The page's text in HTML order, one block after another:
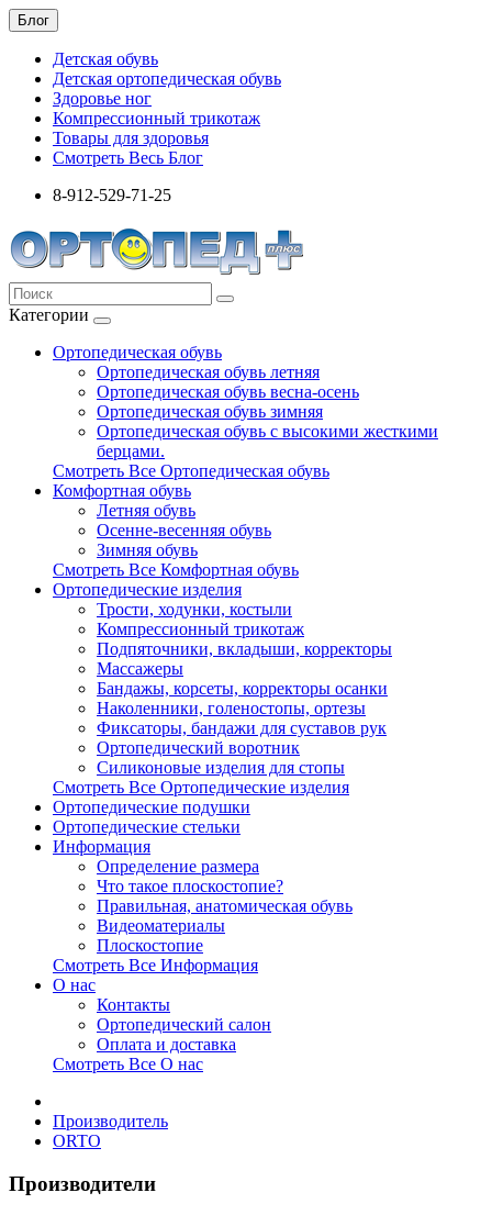
Блог
Детская обувь
Детская ортопедическая обувь
Здоровье ног
Компрессионный трикотаж
Товары для здоровья
Смотреть Весь Блог
8-912-529-71-25
Категории
Ортопедическая обувь
Ортопедическая обувь летняя
Ортопедическая обувь весна-осень
Ортопедическая обувь зимняя
Ортопедическая обувь с высокими жесткими
берцами.
Смотреть Все Ортопедическая обувь
Комфортная обувь
Летняя обувь
Осенне-весенняя обувь
Зимняя обувь
Смотреть Все Комфортная обувь
Ортопедические изделия
Трости, ходунки, костыли
Компрессионный трикотаж
Подпяточники, вкладыши, корректоры
Массажеры
Бандажы, корсеты, корректоры осанки
Наколенники, голеностопы, ортезы
Фиксаторы, бандажи для суставов рук
Ортопедический воротник
Силиконовые изделия для стопы
Смотреть Все Ортопедические изделия
Ортопедические подушки
Ортопедические стельки
Информация
Определение размера
Что такое плоскостопие?
Правильная, анатомическая обувь
Видеоматериалы
Плоскостопие
Смотреть Все Информация
О нас
Контакты
Ортопедический салон
Оплата и доставка
Смотреть Все О нас
Производитель
ORTO
Производители